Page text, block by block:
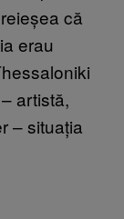
că
erau
artistă,
– situația